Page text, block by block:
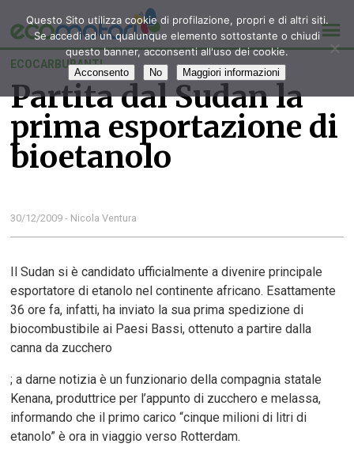
ECOCARBURANTI
Partita dal Sudan la
prima esportazione di
bioetanolo
30/12/2009 - Nicola Ventura
Il Sudan si è candidato ufficialmente a divenire principale
esportatore di etanolo nel continente africano. Esattamente
36 ore fa, infatti, ha inviato la sua prima spedizione di
biocombustibile ai Paesi Bassi, ottenuto a partire dalla
canna da zucchero
; a darne notizia è un funzionario della compagnia statale
Kenana, produttrice per l’appunto di zucchero e melassa,
informando che il primo carico “cinque milioni di litri di
etanolo” è ora in viaggio verso Rotterdam.
Questo Sito utilizza cookie di profilazione, propri e di altri siti.
Se accedi ad un qualunque elemento sottostante o chiudi
questo banner, acconsenti all'uso dei cookie.
Acconsento No Maggiori informazioni